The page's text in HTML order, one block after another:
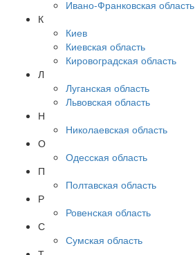
Ивано-Франковская область
К
Киев
Киевская область
Кировоградская область
Л
Луганская область
Львовская область
Н
Николаевская область
О
Одесская область
П
Полтавская область
Р
Ровенская область
С
Сумская область